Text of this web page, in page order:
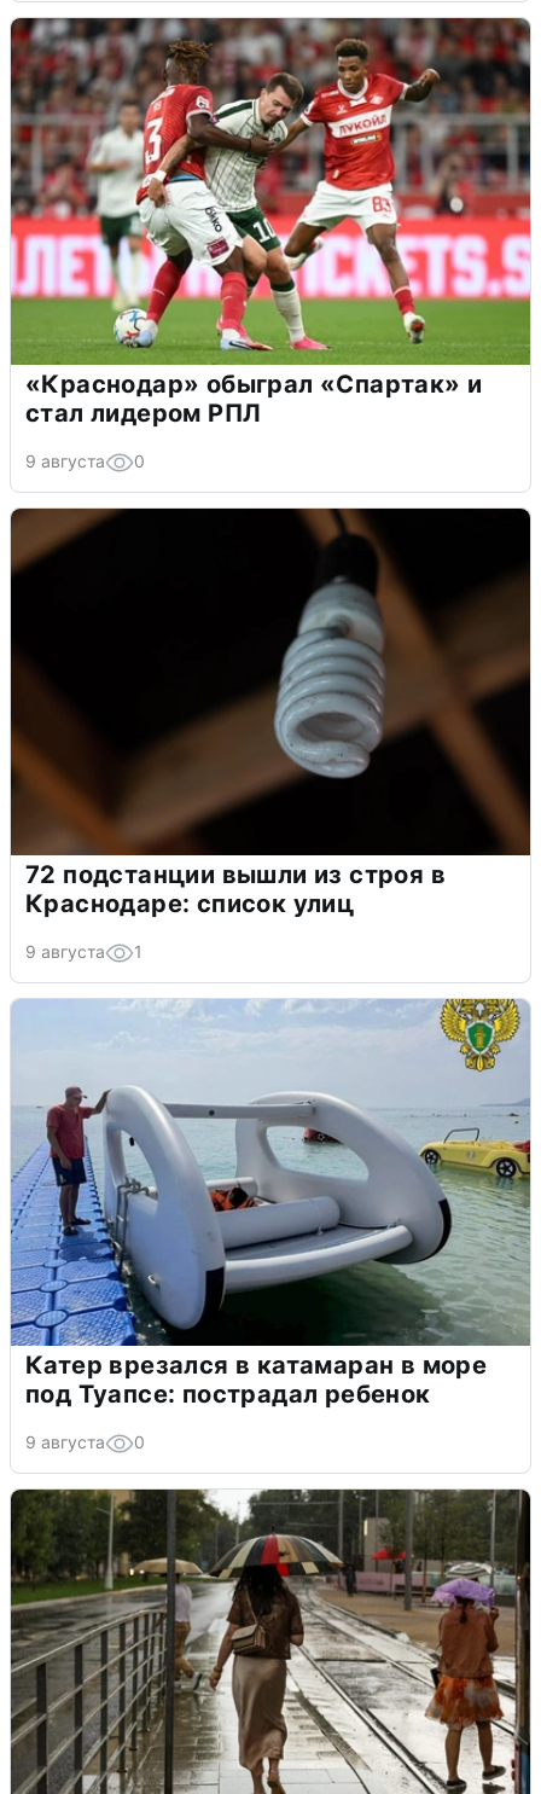
«Краснодар» обыграл «Спартак» и
стал лидером РПЛ
9 августа 0
72 подстанции вышли из строя в
Краснодаре: список улиц
9 августа 1
Катер врезался в катамаран в море
под Туапсе: пострадал ребенок
9 августа 0